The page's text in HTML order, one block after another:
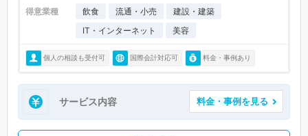
得意業種 飲食 流通・小売
建設・建築
IT・インターネット
美容
個人の相談も受付可 国際会計対応可 料金・事例あり
サービス内容 料金・事例を見る